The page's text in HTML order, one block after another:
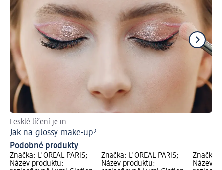
Lesklé líčení je in
Jak na glossy make-up?
Podobné produkty
Značka: L'ORÉAL PARiS;
Název produktu:
Značka: L'ORÉAL PARiS;
Název produktu:
Značka:
Název